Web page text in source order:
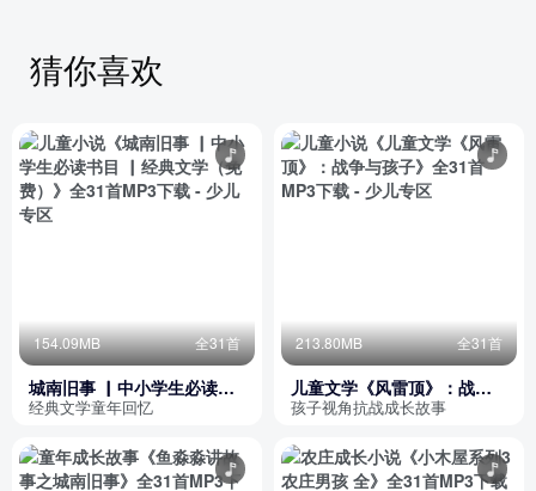
猜你喜欢
154.09MB 全31首
城南旧事 ▏中小学生必读书
目 ▏经典文学（免费）
经典文学童年回忆
213.80MB 全31首
儿童文学《风雷顶》：战争
与孩子
孩子视角抗战成长故事